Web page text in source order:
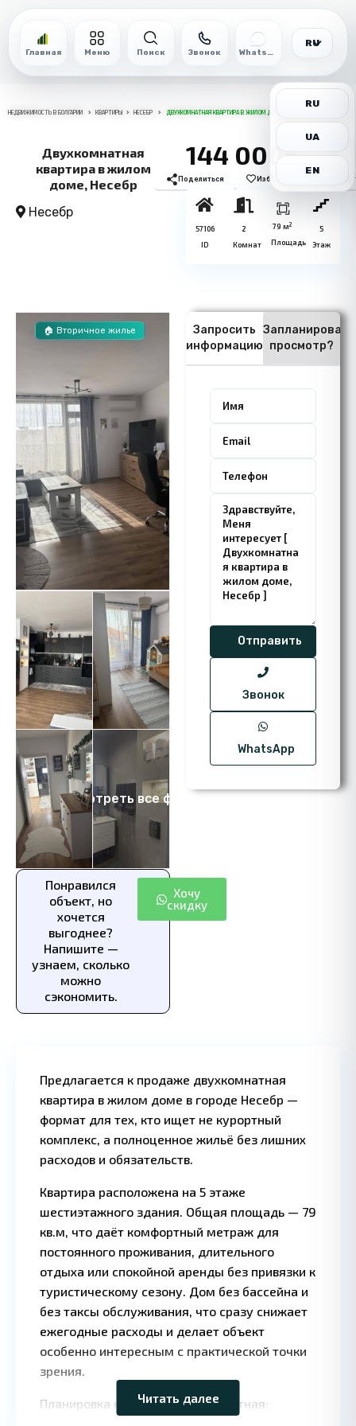
Главная Меню Поиск Звонок WhatsApp
RU
RU
UA
EN
НЕДВИЖИМОСТЬ В БОЛГАРИИ КВАРТИРЫ НЕСЕБР ДВУХКОМНАТНАЯ КВАРТИРА В ЖИЛОМ ДОМЕ, НЕСЕБР
Двухкомнатная
квартира в жилом
доме, Несебр
Несебр
144 000€
Поделиться Избранное
57106
ID
2
Комнат
79 м2
Площадь
5
Этаж
Посмотреть все фото 9
🏠 Вторичное жилье
Понравился
объект, но
хочется
выгоднее?
Напишите —
узнаем, сколько
можно
сэкономить.
Хочу
скидку
Запросить
информацию
Запланировать
просмотр?
Звонок
WhatsApp
Предлагается к продаже двухкомнатная
квартира в жилом доме в городе Несебр —
формат для тех, кто ищет не курортный
комплекс, а полноценное жильё без лишних
расходов и обязательств.
Квартира расположена на 5 этаже
шестиэтажного здания. Общая площадь — 79
кв.м, что даёт комфортный метраж для
постоянного проживания, длительного
отдыха или спокойной аренды без привязки к
туристическому сезону. Дом без бассейна и
без таксы обслуживания, что сразу снижает
ежегодные расходы и делает объект
особенно интересным с практической точки
зрения.
Планировка классическая и понятная:
Читать далее
OpenStreetMap